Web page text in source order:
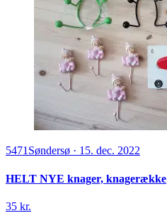
5471 Søndersø · 15. dec. 2022
HELT NYE knager, knagerække
35 kr.